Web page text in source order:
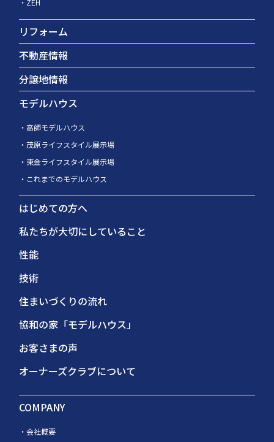
ZEH
リフォーム
不動産情報
分譲地情報
モデルハウス
高師モデルハウス
茂原ライフスタイル展示場
東金ライフスタイル展示場
これまでのモデルハウス
はじめての方へ
私たちが大切にしていること
性能
技術
住まいづくりの流れ
協和の家「モデルハウス」
お客さまの声
オーナーズクラブについて
COMPANY
会社概要